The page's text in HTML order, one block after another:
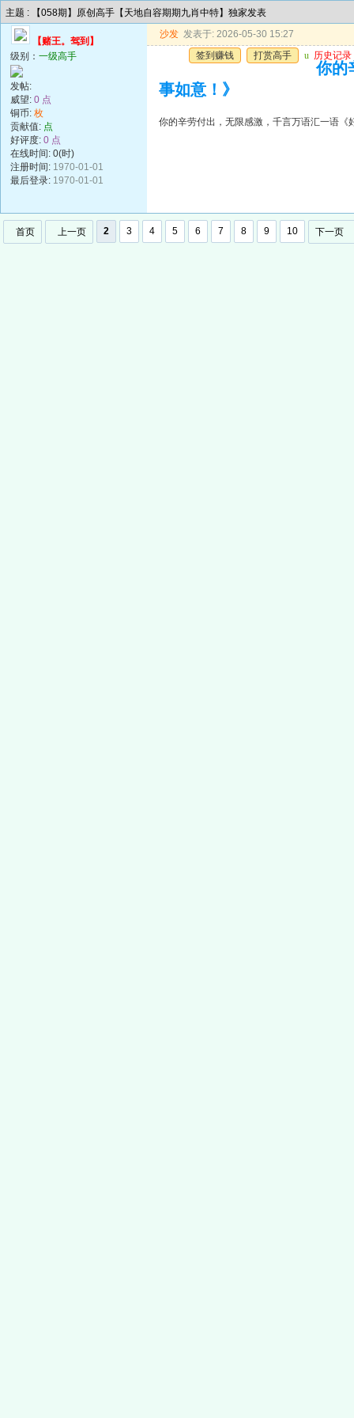
主题 : 【058期】原创高手【天地自容期期九肖中特】独家发表
【赌王。驾到】
级别： 一级高手
发帖:
威望: 0 点
铜币: 枚
贡献值: 点
好评度: 0 点
在线时间: 0(时)
注册时间: 1970-01-01
最后登录: 1970-01-01
沙发 发表于: 2026-05-30 15:27
签到赚钱
打赏高手 u 历史记录
你的
事如意！》
你的辛劳付出，无限感激，千言万语汇一语《
首页 上一页 2 3 4 5 6 7 8 9 10 下一页